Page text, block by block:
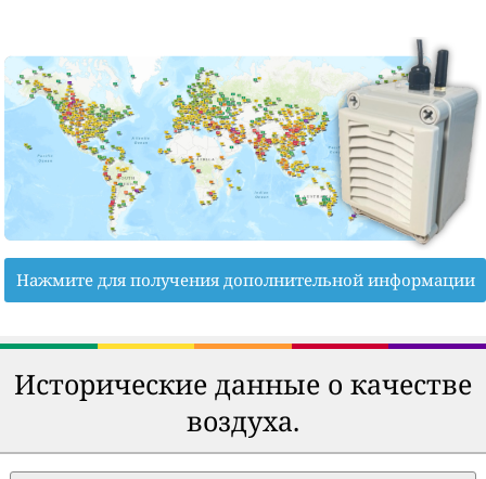
Нажмите для получения дополнительной информации
Исторические данные о качестве
воздуха.